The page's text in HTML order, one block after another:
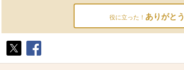
役に立った！ ありがとう
ト
ア